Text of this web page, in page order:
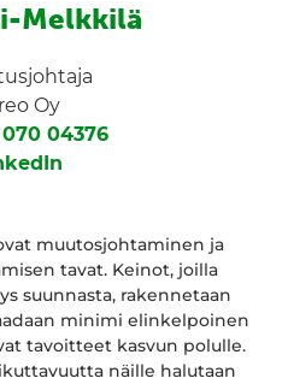
Melkkilä
Oy
04376
muutosjohtaminen ja
tavat. Keinot, joilla
suunnasta, rakennetaan
minimi elinkelpoinen
tavoitteet kasvun polulle.
näille halutaan